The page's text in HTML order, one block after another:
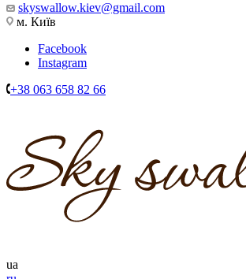
skyswallow.kiev@gmail.com
м. Київ
Facebook
Instagram
+38 063 658 82 66
ua